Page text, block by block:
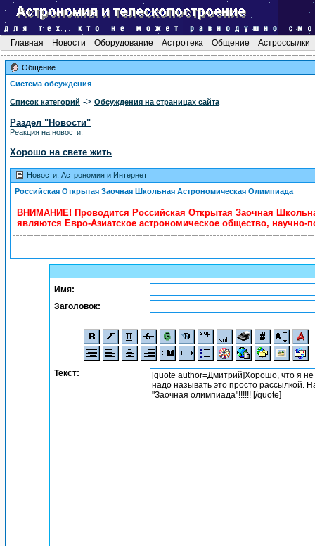
Главная Новости Оборудование Астротека Общение Астроссылки
Общение
Система обсуждения
Список категорий -> Обсуждения на страницах сайта
Раздел "Новости"
Реакция на новости.
Хорошо на свете жить
Новости: Астрономия и Интернет
Российская Открытая Заочная Школьная Астрономическая Олимпиада
ВНИМАНИЕ! Проводится Российская Открытая Заочная
являются Евро-Азиатское астрономическое общество, научно-
Имя:
Заголовок:
Текст: